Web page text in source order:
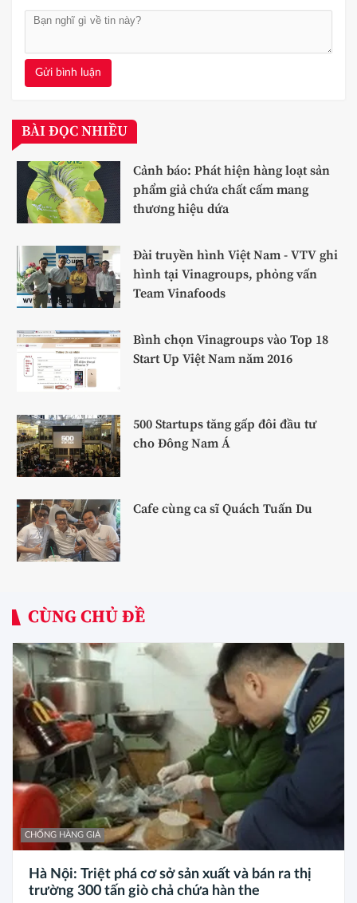
Gửi bình luận
BÀI ĐỌC NHIỀU
Cảnh báo: Phát hiện hàng loạt sản
phẩm giả chứa chất cấm mang
thương hiệu dứa
Đài truyền hình Việt Nam - VTV ghi
hình tại Vinagroups, phỏng vấn
Team Vinafoods
Bình chọn Vinagroups vào Top 18
Start Up Việt Nam năm 2016
500 Startups tăng gấp đôi đầu tư
cho Đông Nam Á
Cafe cùng ca sĩ Quách Tuấn Du
CÙNG CHỦ ĐỀ
CHỐNG HÀNG GIẢ
Hà Nội: Triệt phá cơ sở sản xuất và bán ra thị
trường 300 tấn giò chả chứa hàn the